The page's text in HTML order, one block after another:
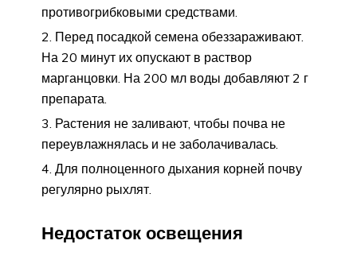
противогрибковыми средствами.
Перед посадкой семена обеззараживают.
На 20 минут их опускают в раствор
марганцовки. На 200 мл воды добавляют 2 г
препарата.
Растения не заливают, чтобы почва не
переувлажнялась и не заболачивалась.
Для полноценного дыхания корней почву
регулярно рыхлят.
Недостаток освещения